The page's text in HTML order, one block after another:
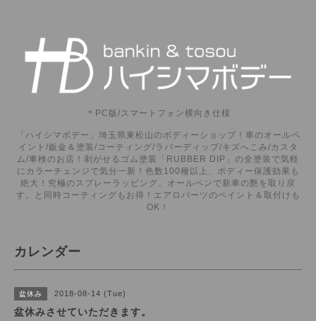
＊PC版/スマートフォン横向き仕様
「ハイシマボデー」埼玉県東松山のボディーショップ！車のオールペ
イント/鈑金＆塗装/コーティング/ラバーディップ/キズへこみ/カスタ
ム/車検のお店！剥がせるゴム塗装「RUBBER DIP」の全塗装で気軽
にカラーチェンジで気分一新！色数100種以上、ボディー保護効果も
絶大！究極のスプレーラッピング。オールペンで新車の艶を取り戻
す。と同時コーティングもお得！エアロパーツのペイント＆取付けも
OK！
カレンダー
盆休み 2018-08-14 (Tue)
盆休みさせていただきます。